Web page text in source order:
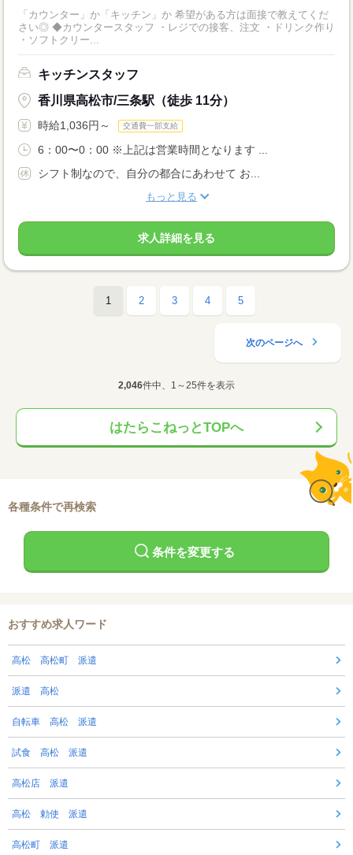
「カウンター」か「キッチン」か 希望がある方は面接で教えてくだ
さい◎ ◆カウンタースタッフ ・レジでの接客、注文 ・ドリンク作り
・ソフトクリー...
キッチンスタッフ
香川県高松市/三条駅（徒歩 11分）
時給1,036円～ 交通費一部支給
6：00〜0：00 ※上記は営業時間となります ...
シフト制なので、自分の都合にあわせて お...
もっと見る
求人詳細を見る
1 2 3 4 5
次のページへ
2,046件中、1～25件を表示
はたらこねっとTOPへ
各種条件で再検索
条件を変更する
おすすめ求人ワード
高松 高松町 派遣
派遣 高松
自転車 高松 派遣
試食 高松 派遣
高松店 派遣
高松 勅使 派遣
高松町 派遣